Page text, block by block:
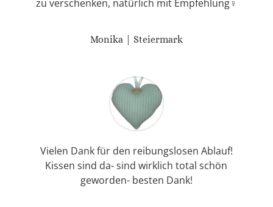
zu verschenken, natürlich mit Empfehlung♀️
Monika | Steiermark
Vielen Dank für den reibungslosen Ablauf!
Kissen sind da- sind wirklich total schön
geworden- besten Dank!